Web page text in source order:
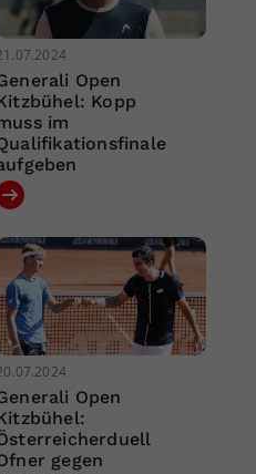
Open
Kopp
im
Open
gegen